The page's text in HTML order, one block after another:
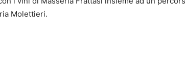
Molettieri.